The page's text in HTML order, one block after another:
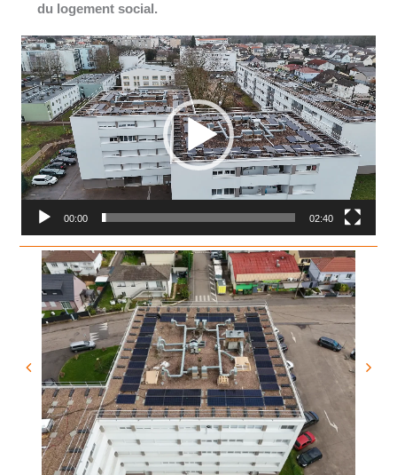
du logement social.
Lecteur
vidéo
00:00 02:40